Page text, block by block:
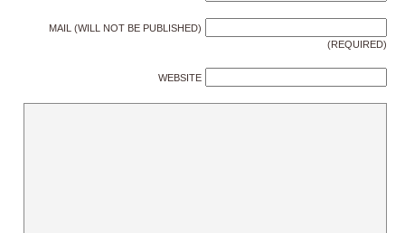
MAIL (WILL NOT BE PUBLISHED)
(REQUIRED)
WEBSITE